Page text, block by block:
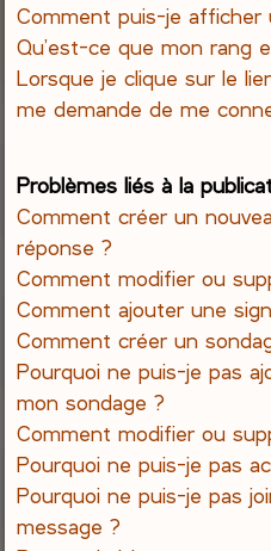
Comment puis-je afficher
Qu’est-ce que mon rang
Lorsque je clique sur le
me demande de me
Problèmes liés à la
Comment créer un
réponse ?
Comment modifier ou
Comment ajouter une
Comment créer un
Pourquoi ne puis-je pas
mon sondage ?
Comment modifier ou
Pourquoi ne puis-je pas
Pourquoi ne puis-je pas
message ?